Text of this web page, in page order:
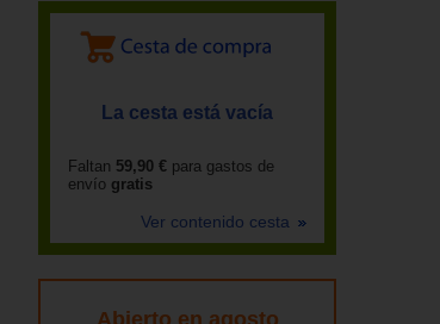
La cesta está vacía
Faltan 59,90 € para gastos de
envío gratis
Ver contenido cesta
Abierto en agosto